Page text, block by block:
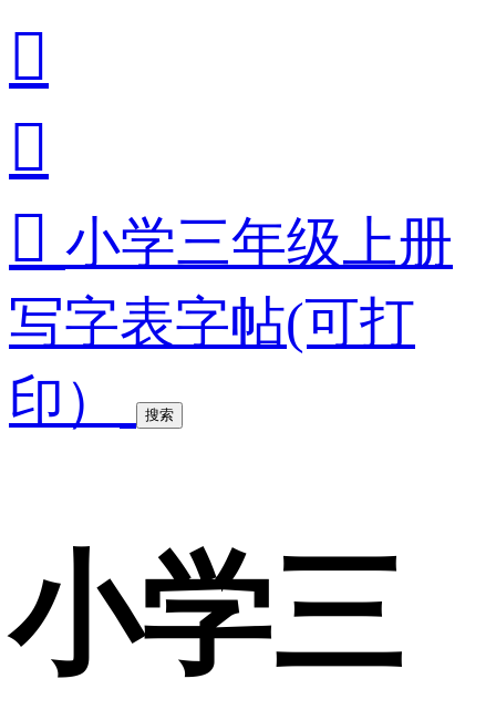


 小学三年级上册
写字表字帖(可打
印）
搜索
小学三